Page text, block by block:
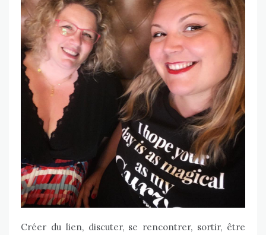
Créer du lien, discuter, se rencontrer, sortir, être